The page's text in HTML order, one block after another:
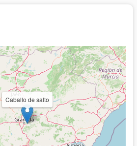
Caballo de salto